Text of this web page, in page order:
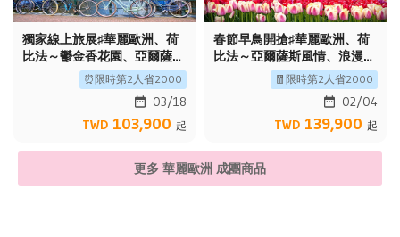
獨家線上旅展♯華麗歐洲、荷
比法～鬱金香花園、亞爾薩斯
風情、TGV高速列車、百年古
蹟餐廳10日
⏰限時第2人省2000
03/18
TWD 103,900 起
春節早鳥開搶♯華麗歐洲、荷
比法～亞爾薩斯風情、浪漫雙
城遊船、TGV高速列車、五晚
五星飯店10日
🧧限時第2人省2000
02/04
TWD 139,900 起
更多 華麗歐洲 成團商品